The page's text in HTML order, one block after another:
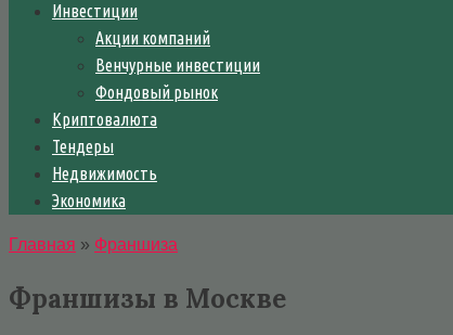
Инвестиции
Акции компаний
Венчурные инвестиции
Фондовый рынок
Криптовалюта
Тендеры
Недвижимость
Экономика
Главная » Франшиза
Франшизы в Москве